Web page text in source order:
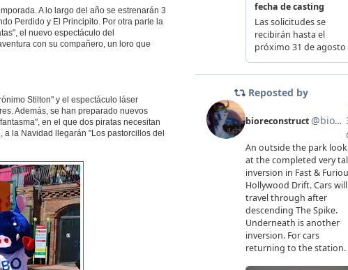
A lo largo del año se estrenarán 3
Perdido y El Principito. Por otra parte la
el nuevo espectáculo del
con su compañero, un loro que
Stilton" y el espectáculo láser
Además, se han preparado nuevos
en el que dos piratas necesitan
a la Navidad llegarán "Los pastorcillos del